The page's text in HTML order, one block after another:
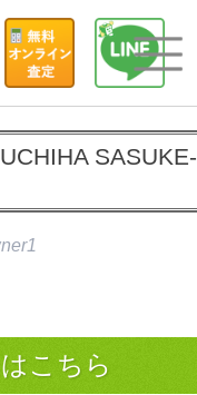
SASUKE-
こちら